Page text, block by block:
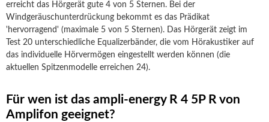
erreicht das Hörgerät gute 4 von 5 Sternen. Bei der
Windgeräuschunterdrückung bekommt es das Prädikat
'hervorragend' (maximale 5 von 5 Sternen). Das Hörgerät zeigt im
Test 20 unterschiedliche Equalizerbänder, die vom Hörakustiker auf
das individuelle Hörvermögen eingestellt werden können (die
aktuellen Spitzenmodelle erreichen 24).
Für wen ist das ampli-energy R 4 5P R von
Amplifon geeignet?